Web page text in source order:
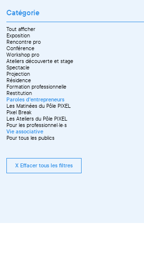
Catégorie
Tout afficher
Exposition
Rencontre pro
Conférence
Workshop pro
Ateliers découverte et stage
Spectacle
Projection
Résidence
Formation professionnelle
Restitution
Paroles d'entrepreneurs
Les Matinées du Pôle PIXEL
Pixel Break
Les Ateliers du Pôle PIXEL
Pour les professionnel·le·s
Vie associative
Pour tous les publics
X Effacer tous les filtres